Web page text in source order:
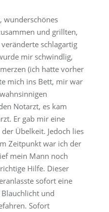
wunderschönes
und grillten,
schlagartig
mir schwindlig,
(ich hatte vorher
mich ins Bett, mir war
Notarzt, es kam
Er gab mir eine
Übelkeit. Jedoch lies
Zeitpunkt war ich der
mein Mann noch
Hilfe. Dieser
sofort eine
und
Sofort